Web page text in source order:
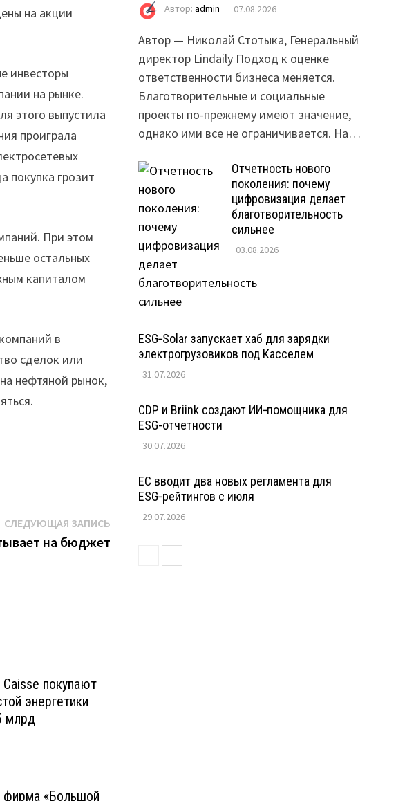
на акции
инвесторы
на рынке.
этого выпустила
проиграла
покупка грозит
При этом
остальных
капиталом
в
сделок или
нефтяной рынок,
СЛЕДУЮЩАЯ ЗАПИСЬСледующая
запись:
на бюджет
покупают
энергетики
млрд
фирма «Большой
Автор: admin 07.08.2026
Автор — Николай Стотыка, Генеральный
директор Lindaily Подход к оценке
ответственности бизнеса меняется.
Благотворительные и социальные
проекты по-прежнему имеют значение,
однако ими все не ограничивается. На…
Отчетность нового
поколения: почему
цифровизация делает
благотворительность
сильнее
03.08.2026
ESG‑Solar запускает хаб для зарядки
электрогрузовиков под Касселем
31.07.2026
CDP и Briink создают ИИ‑помощника для
ESG-отчетности
30.07.2026
ЕС вводит два новых регламента для
ESG‑рейтингов с июля
29.07.2026